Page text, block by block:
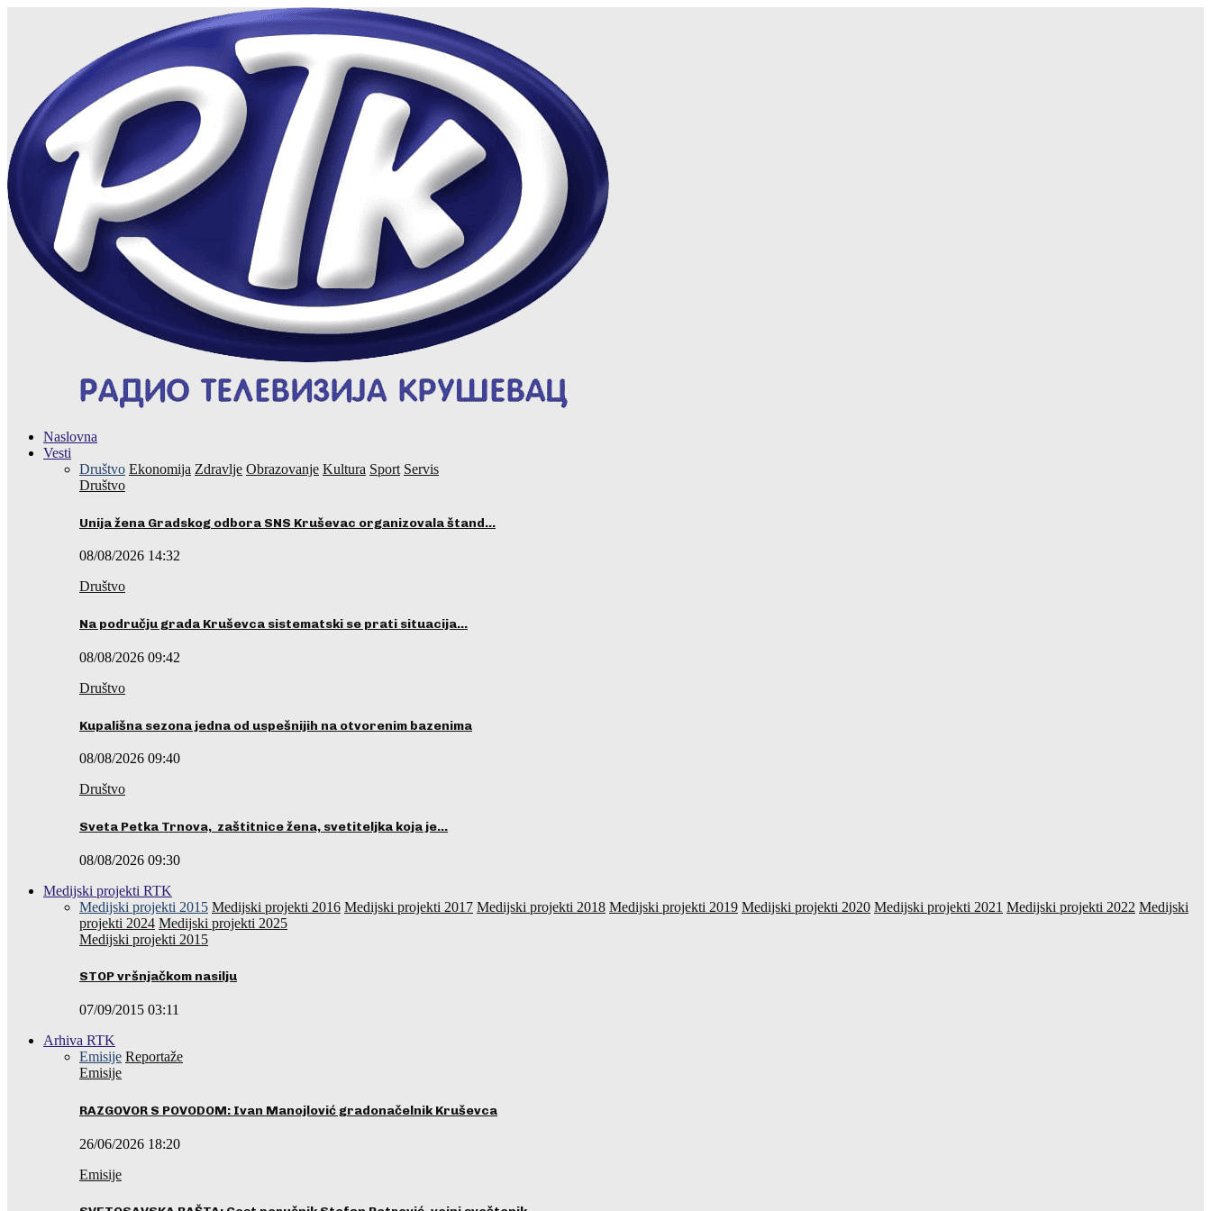
Naslovna
Vesti
Društvo Ekonomija Zdravlje Obrazovanje Kultura Sport Servis
Društvo
Unija žena Gradskog odbora SNS Kruševac organizovala štand…
08/08/2026 14:32
Društvo
Na području grada Kruševca sistematski se prati situacija…
08/08/2026 09:42
Društvo
Kupališna sezona jedna od uspešnijih na otvorenim bazenima
08/08/2026 09:40
Društvo
Sveta Petka Trnova, zaštitnice žena, svetiteljka koja je…
08/08/2026 09:30
Medijski projekti RTK
Medijski projekti 2015 Medijski projekti 2016 Medijski projekti 2017 Medijski projekti 2018 Medijski projekti 2019 Medijski projekti 2020 Medijski projekti 2021 Medijski projekti 2022 Medijski
projekti 2024 Medijski projekti 2025
Medijski projekti 2015
STOP vršnjačkom nasilju
07/09/2015 03:11
Arhiva RTK
Emisije Reportaže
Emisije
RAZGOVOR S POVODOM: Ivan Manojlović gradonačelnik Kruševca
26/06/2026 18:20
Emisije